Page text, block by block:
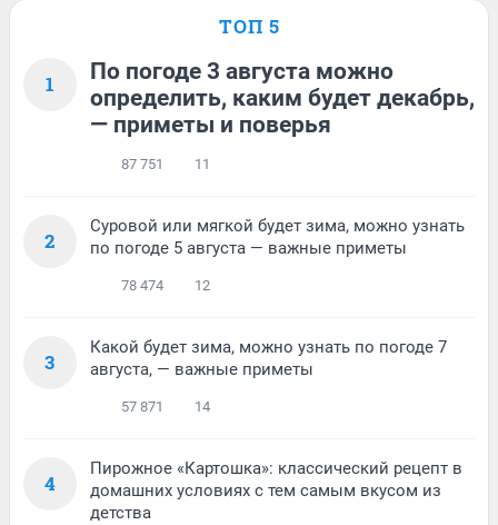
ТОП 5
1
По погоде 3 августа можно
определить, каким будет декабрь,
— приметы и поверья
87 751 11
2
Суровой или мягкой будет зима, можно узнать
по погоде 5 августа — важные приметы
78 474 12
3
Какой будет зима, можно узнать по погоде 7
августа, — важные приметы
57 871 14
4
Пирожное «Картошка»: классический рецепт в
домашних условиях с тем самым вкусом из
детства